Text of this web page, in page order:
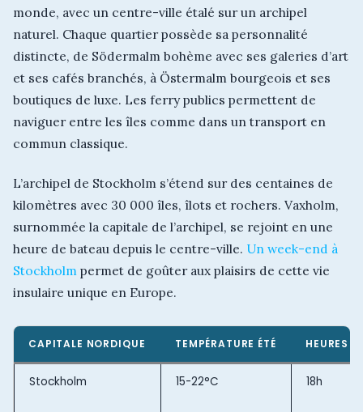
monde, avec un centre-ville étalé sur un archipel
naturel. Chaque quartier possède sa personnalité
distincte, de Södermalm bohème avec ses galeries d’art
et ses cafés branchés, à Östermalm bourgeois et ses
boutiques de luxe. Les ferry publics permettent de
naviguer entre les îles comme dans un transport en
commun classique.
L’archipel de Stockholm s’étend sur des centaines de
kilomètres avec 30 000 îles, îlots et rochers. Vaxholm,
surnommée la capitale de l’archipel, se rejoint en une
heure de bateau depuis le centre-ville. Un week-end à
Stockholm permet de goûter aux plaisirs de cette vie
insulaire unique en Europe.
CAPITALE NORDIQUE TEMPÉRATURE ÉTÉ HEURES
Stockholm 15-22°C 18h